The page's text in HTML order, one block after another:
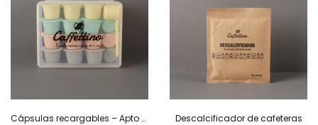
Cápsulas recargables – Apto Nespresso x 12 Descalcificador de cafeteras